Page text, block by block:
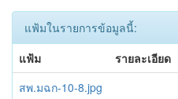
แฟ้มในรายการข้อมูลนี้:
แฟ้ม
รายละเอียด
สพ.มฉก-10-8.jpg